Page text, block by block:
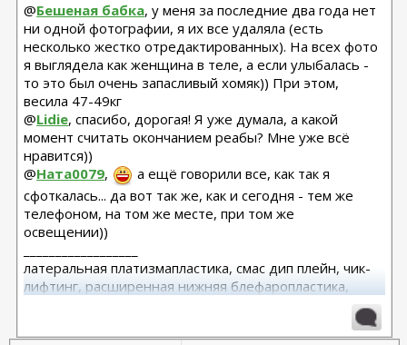
@Бешеная бабка, у меня за последние два года нет
ни одной фотографии, я их все удаляла (есть
несколько жестко отредактированных). На всех фото
я выглядела как женщина в теле, а если улыбалась -
то это был очень запасливый хомяк)) При этом,
весила 47-49кг
@Lidie, спасибо, дорогая! Я уже думала, а какой
момент считать окончанием реабы? Мне уже всё
нравится))
@Ната0079,
а ещё говорили все, как так я
сфоткалась... да вот так же, как и сегодня - тем же
телефоном, на том же месте, при том же
освещении))
латеральная платизмапластика, смас дип плейн, чик-
лифтинг, расширенная нижняя блефаропластика,
височный лифтинг 04.25 Тегай Р.А. риносептопластика